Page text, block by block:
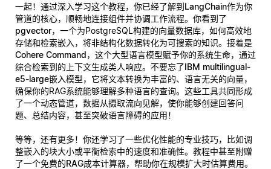
一起！通过深入学习这个教程，你已经了解到LangChain作为你
管道的核心，顺畅地连接组件并协调工作流程。你看到了
pgvector，一个为PostgreSQL构建的向量数据库，如何高效地
存储和检索嵌入，将非结构化数据转化为可搜索的知识。接着是
Cohere Command，这个大型语言模型赋予你的系统生命，通过
综合检索到的上下文生成类人响应。不要忘了IBM multilingual-
e5-large嵌入模型，它将文本转换为丰富的、语言无关的向量，
确保你的RAG系统能够理解多种语言的查询。这些工具共同形成
了一个动态管道，数据从摄取流向见解，使你能够创建回答问
题、总结内容，甚至突破语言障碍的应用！
等等，还有更多！你还学习了一些优化性能的专业技巧，比如调
整嵌入的块大小或平衡检索中的速度和准确性。教程中甚至附赠
了一个免费的RAG成本计算器，帮助你在规模扩大时估算费用。